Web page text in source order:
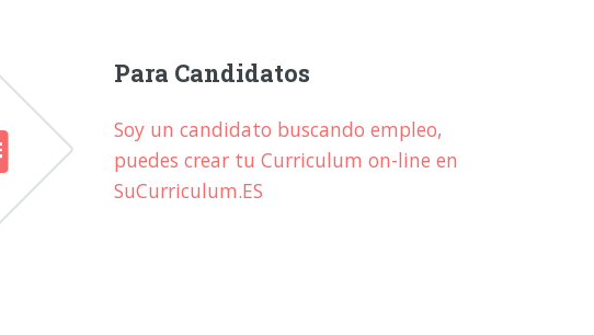
Para Candidatos
Soy un candidato buscando empleo,
puedes crear tu Curriculum on-line en
SuCurriculum.ES